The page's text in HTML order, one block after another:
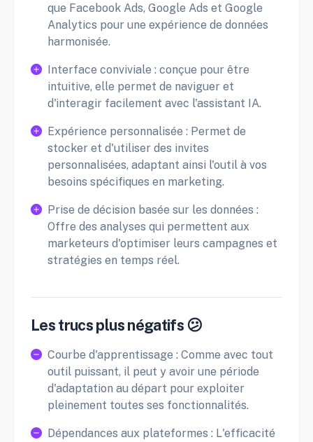
que Facebook Ads, Google Ads et Google
Analytics pour une expérience de données
harmonisée.
Interface conviviale : conçue pour être
intuitive, elle permet de naviguer et
d'interagir facilement avec l'assistant IA.
Expérience personnalisée : Permet de
stocker et d'utiliser des invites
personnalisées, adaptant ainsi l'outil à vos
besoins spécifiques en marketing.
Prise de décision basée sur les données :
Offre des analyses qui permettent aux
marketeurs d'optimiser leurs campagnes et
stratégies en temps réel.
Les trucs plus négatifs 😕
Courbe d'apprentissage : Comme avec tout
outil puissant, il peut y avoir une période
d'adaptation au départ pour exploiter
pleinement toutes ses fonctionnalités.
Dépendances aux plateformes : L'efficacité